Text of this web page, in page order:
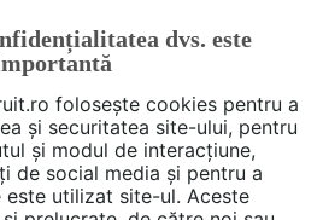
FĂ-ȚI CONT
Dormitor, dressing arh. Raluca
dvs. este
folosește cookies pentru a
și securitatea site-ului, pentru
și modul de interacțiune,
de social media și pentru a
este utilizat site-ul. Aceste